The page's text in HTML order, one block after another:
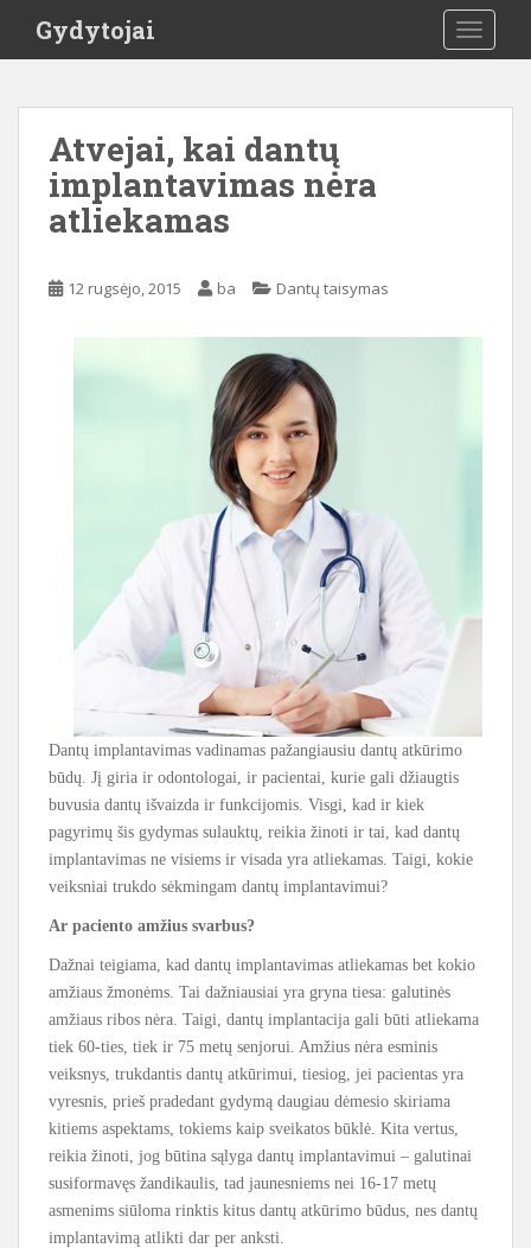
i
Gydytojai
Atvejai, kai dantų
implantavimas nėra
atliekamas
12 rugsėjo, 2015 ba Dantų taisymas
Dantų implantavimas vadinamas pažangiausiu dantų atkūrimo
būdų. Jį giria ir odontologai, ir pacientai, kurie gali džiaugtis
buvusia dantų išvaizda ir funkcijomis. Visgi, kad ir kiek
pagyrimų šis gydymas sulauktų, reikia žinoti ir tai, kad dantų
implantavimas ne visiems ir visada yra atliekamas. Taigi, kokie
veiksniai trukdo sėkmingam dantų implantavimui?
Ar paciento amžius svarbus?
Dažnai teigiama, kad dantų implantavimas atliekamas bet kokio
amžiaus žmonėms. Tai dažniausiai yra gryna tiesa: galutinės
amžiaus ribos nėra. Taigi, dantų implantacija gali būti atliekama
tiek 60-ties, tiek ir 75 metų senjorui. Amžius nėra esminis
veiksnys, trukdantis dantų atkūrimui, tiesiog, jei pacientas yra
vyresnis, prieš pradedant gydymą daugiau dėmesio skiriama
kitiems aspektams, tokiems kaip sveikatos būklė. Kita vertus,
reikia žinoti, jog būtina sąlyga dantų implantavimui – galutinai
susiformavęs žandikaulis, tad jaunesniems nei 16-17 metų
asmenims siūloma rinktis kitus dantų atkūrimo būdus, nes dantų
implantavimą atlikti dar per anksti.